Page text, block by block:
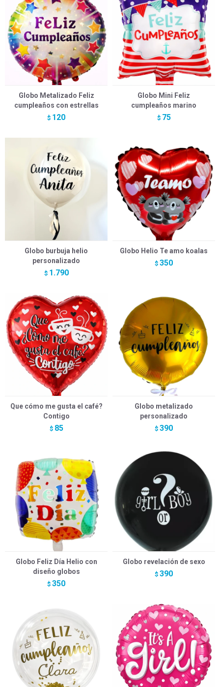
Globo Metalizado Feliz
cumpleaños con estrellas
$ 120
Globo Mini Feliz
cumpleaños marino
$ 75
Globo burbuja helio
personalizado
$ 1.790
Globo Helio Te amo koalas
$ 350
Que cómo me gusta el café?
Contigo
$ 85
Globo metalizado
personalizado
$ 390
Globo Feliz Día Helio con
diseño globos
$ 350
Globo revelación de sexo
$ 390